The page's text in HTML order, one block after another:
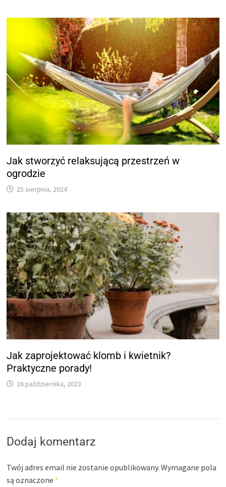
Jak stworzyć relaksującą przestrzeń w
ogrodzie
25 sierpnia, 2024
Jak zaprojektować klomb i kwietnik?
Praktyczne porady!
26 października, 2023
Dodaj komentarz
Twój adres email nie zostanie opublikowany. Wymagane pola
są oznaczone *